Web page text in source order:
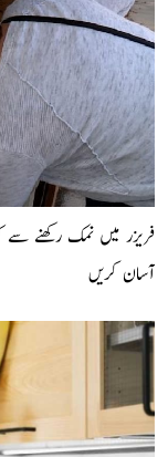
فریزر میں نمک رکھنے سے
آسان کریں